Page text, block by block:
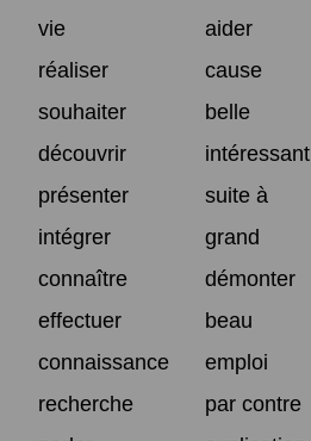
vie
aider
réaliser
cause
souhaiter
belle
découvrir
intéressant
présenter
suite à
intégrer
grand
connaître
démonter
effectuer
beau
connaissance
emploi
recherche
par contre